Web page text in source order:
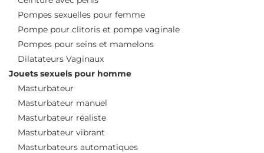
Pompes sexuelles pour femme
Pompe pour clitoris et pompe vaginale
Pompes pour seins et mamelons
Dilatateurs Vaginaux
Jouets sexuels pour homme
Masturbateur
Masturbateur manuel
Masturbateur réaliste
Masturbateur vibrant
Masturbateurs automatiques